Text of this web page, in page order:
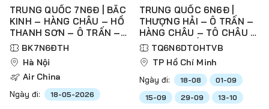
TRUNG QUỐC 7N6Đ | BẮC
KINH – HÀNG CHÂU – HỒ
THANH SƠN – Ô TRẤN –
THƯỢNG HẢI
BK7N6ĐTH
Hà Nội
Air China
Ngày đi: 18-05-2026
TRUNG QUỐC 6N6Đ |
THƯỢNG HẢI – Ô TRẤN –
HÀNG CHÂU – TÔ CHÂU –
VÔ TÍCH – BẮC KINH
TQ6N6DTOHTVB
TP Hồ Chí Minh
Ngày đi: 18-08
01-09
15-09
29-09 13-10